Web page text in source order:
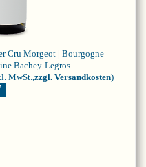
Cru Morgeot | Bourgogne
Bachey-Legros
MwSt., zzgl. Versandkosten)